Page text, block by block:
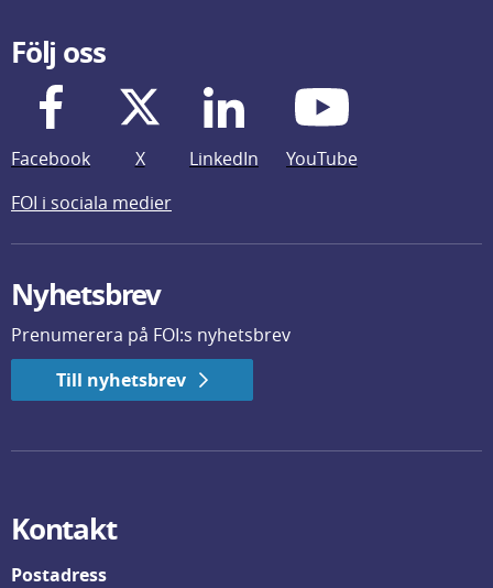
Följ oss
Facebook X LinkedIn
YouTube
FOI i sociala medier
Nyhetsbrev
Prenumerera på FOI:s nyhetsbrev
Till nyhetsbrev
Kontakt
Postadress